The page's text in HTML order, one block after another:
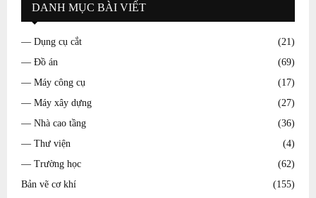
DANH MỤC BÀI VIẾT
— Dụng cụ cắt
(21)
— Đồ án
(69)
— Máy công cụ
(17)
— Máy xây dựng
(27)
— Nhà cao tầng
(36)
— Thư viện
(4)
— Trường học
(62)
Bản vẽ cơ khí
(155)